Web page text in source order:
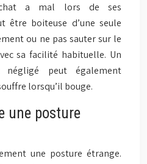
a mal lors de ses
être boiteuse d’une seule
ou ne pas sauter sur le
sa facilité habituelle. Un
peut également
lorsqu’il bouge.
une posture
une posture étrange.